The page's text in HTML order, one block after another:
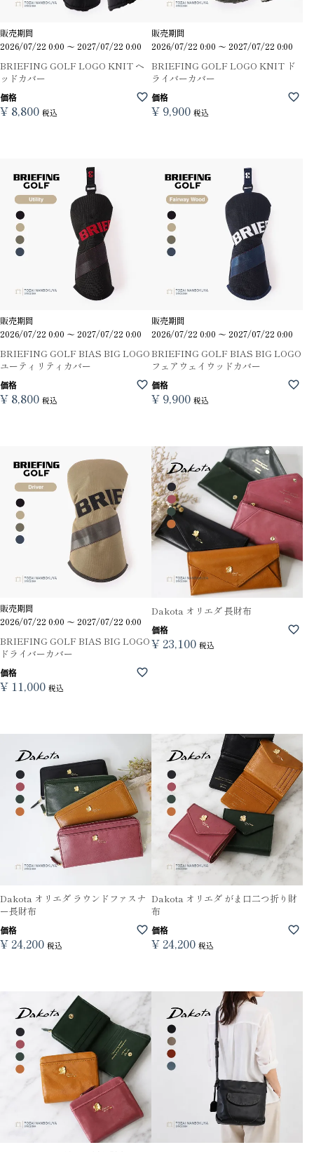
販売期間
2026/07/22 0:00 〜 2027/07/22 0:00
BRIEFING GOLF LOGO KNIT ヘ
ッドカバー
価格
¥ 8,800 税込
販売期間
2026/07/22 0:00 〜 2027/07/22 0:00
BRIEFING GOLF LOGO KNIT ド
ライバーカバー
価格
¥ 9,900 税込
販売期間
2026/07/22 0:00 〜 2027/07/22 0:00
BRIEFING GOLF BIAS BIG LOGO
ユーティリティカバー
価格
¥ 8,800 税込
販売期間
2026/07/22 0:00 〜 2027/07/22 0:00
BRIEFING GOLF BIAS BIG LOGO
フェアウェイウッドカバー
価格
¥ 9,900 税込
販売期間
2026/07/22 0:00 〜 2027/07/22 0:00
BRIEFING GOLF BIAS BIG LOGO
ドライバーカバー
価格
¥ 11,000 税込
Dakota オリエダ 長財布
価格
¥ 23,100 税込
Dakota オリエダ ラウンドファスナ
ー長財布
価格
¥ 24,200 税込
Dakota オリエダ がま口二つ折り財
布
価格
¥ 24,200 税込